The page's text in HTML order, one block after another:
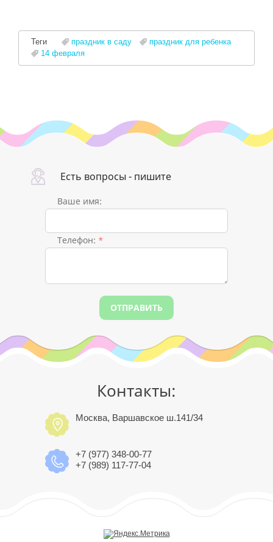
Теги праздник в саду
праздник для ребенка
14 февраля
Есть вопросы - пишите
Ваше имя:
Телефон: *
ОТПРАВИТЬ
Контакты:
Москва, Варшавское ш.141/34
+7 (977) 348-00-77
+7 (989) 117-77-04